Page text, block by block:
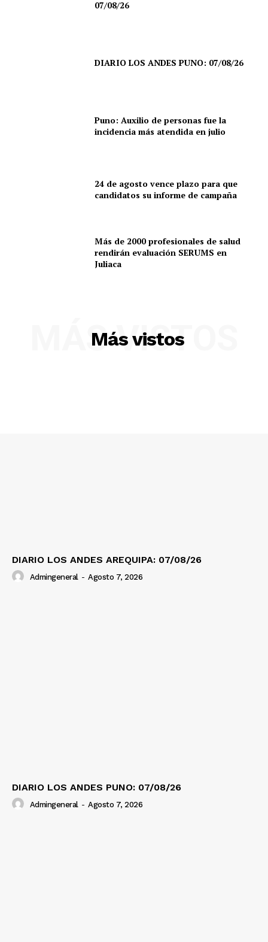
07/08/26
DIARIO LOS ANDES PUNO: 07/08/26
Puno: Auxilio de personas fue la
incidencia más atendida en julio
24 de agosto vence plazo para que
candidatos su informe de campaña
Más de 2000 profesionales de salud
rendirán evaluación SERUMS en
Juliaca
Más vistos
MÁS VISTOS
DIARIO LOS ANDES AREQUIPA: 07/08/26
Admingeneral - Agosto 7, 2026
DIARIO LOS ANDES PUNO: 07/08/26
Admingeneral - Agosto 7, 2026